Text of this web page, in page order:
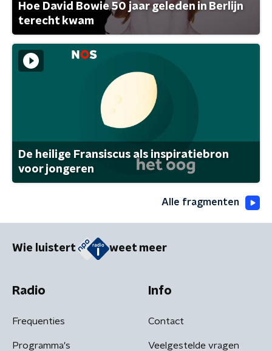
Hoe David Bowie 50 jaar geleden in Berlijn
terecht kwam
De heilige Fransiscus als inspiratiebron
voor jongeren
Alle fragmenten
Wie luistert weet meer
Radio
Frequenties
Programma's
Info
Contact
Veelgestelde vragen